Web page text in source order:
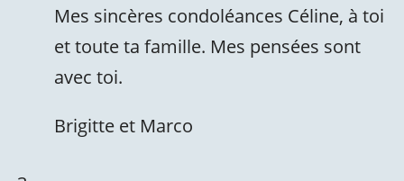
Mes sincères condoléances Céline, à toi
et toute ta famille. Mes pensées sont
avec toi.
Brigitte et Marco